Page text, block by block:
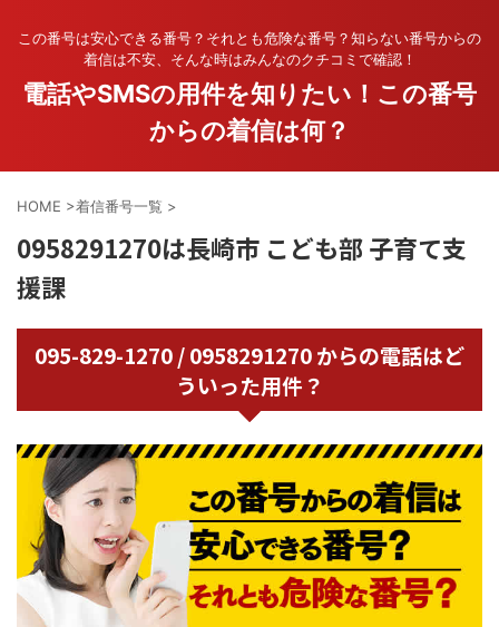
この番号は安心できる番号？それとも危険な番号？知らない番号からの
着信は不安、そんな時はみんなのクチコミで確認！
電話やSMSの用件を知りたい！この番号
からの着信は何？
HOME >着信番号一覧 >
0958291270は長崎市 こども部 子育て支
援課
095-829-1270 / 0958291270 からの電話はど
ういった用件？